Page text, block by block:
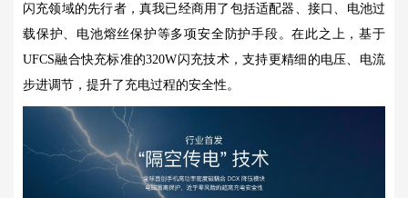
闪充领域的先行者，真我已经商用了包括适配器、接口、电池过
载保护、电池熔丝保护等多项安全防护手段。在此之上，基于
UFCS融合快充标准的320W闪充技术，支持更精细的电压、电流
步进调节，提升了充电过程的安全性。